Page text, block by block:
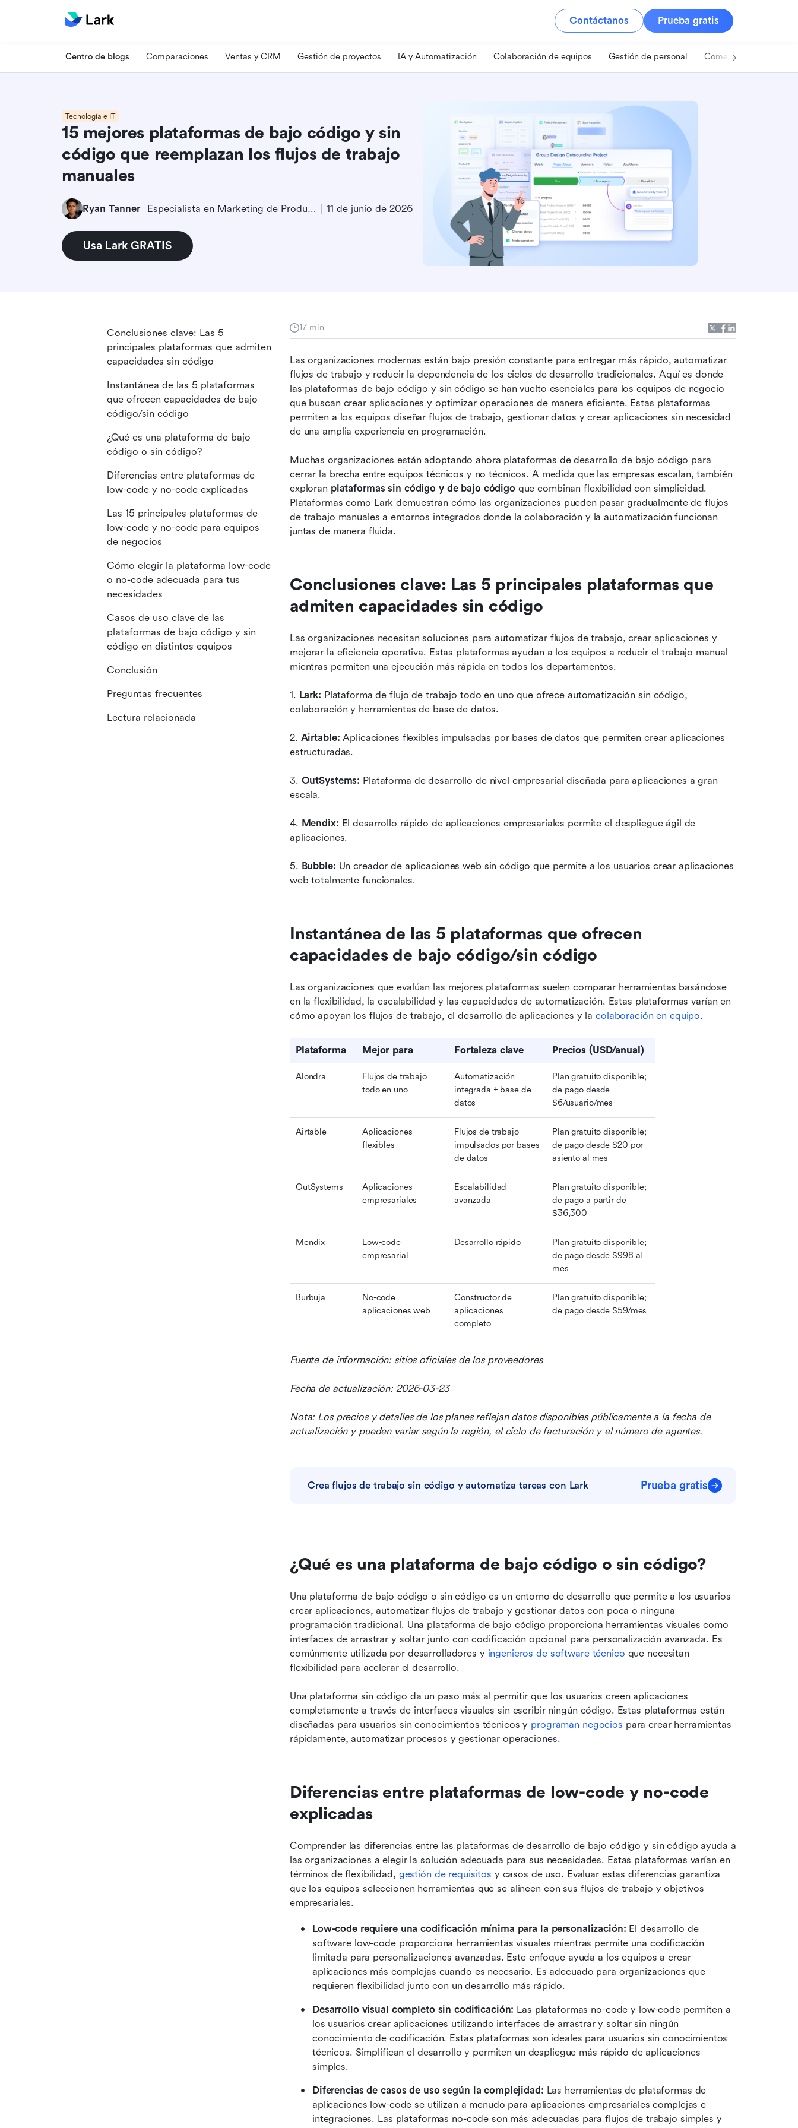
Contáctanos Prueba gratis
Centro de blogs Comparaciones Ventas y CRM Gestión de proyectos IA y Automatización Colaboración de equipos Gestión de personal Comercio minorista
Tecnología e IT
15 mejores plataformas de bajo código y sin
código que reemplazan los flujos de trabajo
manuales
Ryan Tanner Especialista en Marketing de Producto 11 de junio de 2026
Usa Lark GRATIS
17 min
Las organizaciones modernas están bajo presión constante para entregar más rápido, automatizar
flujos de trabajo y reducir la dependencia de los ciclos de desarrollo tradicionales. Aquí es donde
las plataformas de bajo código y sin código se han vuelto esenciales para los equipos de negocio
que buscan crear aplicaciones y optimizar operaciones de manera eficiente. Estas plataformas
permiten a los equipos diseñar flujos de trabajo, gestionar datos y crear aplicaciones sin necesidad
de una amplia experiencia en programación.
Muchas organizaciones están adoptando ahora plataformas de desarrollo de bajo código para
cerrar la brecha entre equipos técnicos y no técnicos. A medida que las empresas escalan, también
exploran plataformas sin código y de bajo código que combinan flexibilidad con simplicidad.
Plataformas como Lark demuestran cómo las organizaciones pueden pasar gradualmente de flujos
de trabajo manuales a entornos integrados donde la colaboración y la automatización funcionan
juntas de manera fluida.
Conclusiones clave: Las 5 principales plataformas que
admiten capacidades sin código
Las organizaciones necesitan soluciones para automatizar flujos de trabajo, crear aplicaciones y
mejorar la eficiencia operativa. Estas plataformas ayudan a los equipos a reducir el trabajo manual
mientras permiten una ejecución más rápida en todos los departamentos.
1. Lark: Plataforma de flujo de trabajo todo en uno que ofrece automatización sin código,
colaboración y herramientas de base de datos.
2. Airtable: Aplicaciones flexibles impulsadas por bases de datos que permiten crear aplicaciones
estructuradas.
3. OutSystems: Plataforma de desarrollo de nivel empresarial diseñada para aplicaciones a gran
escala.
4. Mendix: El desarrollo rápido de aplicaciones empresariales permite el despliegue ágil de
aplicaciones.
5. Bubble: Un creador de aplicaciones web sin código que permite a los usuarios crear aplicaciones
web totalmente funcionales.
Instantánea de las 5 plataformas que ofrecen
capacidades de bajo código/sin código
Las organizaciones que evalúan las mejores plataformas suelen comparar herramientas basándose
en la flexibilidad, la escalabilidad y las capacidades de automatización. Estas plataformas varían en
cómo apoyan los flujos de trabajo, el desarrollo de aplicaciones y la colaboración en equipo.
Plataforma Mejor para Fortaleza clave Precios (USD/anual)
Alondra
Flujos de trabajo
todo en uno
Automatización
integrada + base de
datos
Plan gratuito disponible;
de pago desde
$6/usuario/mes
Airtable
Aplicaciones
flexibles
Flujos de trabajo
impulsados por bases
de datos
Plan gratuito disponible;
de pago desde $20 por
asiento al mes
OutSystems
Aplicaciones
empresariales
Escalabilidad
avanzada
Plan gratuito disponible;
de pago a partir de
$36,300
Mendix
Low-code
empresarial
Desarrollo rápido
Plan gratuito disponible;
de pago desde $998 al
mes
Burbuja
No-code
aplicaciones web
Constructor de
aplicaciones
completo
Plan gratuito disponible;
de pago desde $59/mes
Fuente de información: sitios oficiales de los proveedores
Fecha de actualización: 2026-03-23
Nota: Los precios y detalles de los planes reflejan datos disponibles públicamente a la fecha de
actualización y pueden variar según la región, el ciclo de facturación y el número de agentes.
Crea flujos de trabajo sin código y automatiza tareas con Lark Prueba gratis
¿Qué es una plataforma de bajo código o sin código?
Una plataforma de bajo código o sin código es un entorno de desarrollo que permite a los usuarios
crear aplicaciones, automatizar flujos de trabajo y gestionar datos con poca o ninguna
programación tradicional. Una plataforma de bajo código proporciona herramientas visuales como
interfaces de arrastrar y soltar junto con codificación opcional para personalización avanzada. Es
comúnmente utilizada por desarrolladores y ingenieros de software técnico que necesitan
flexibilidad para acelerar el desarrollo.
Una plataforma sin código da un paso más al permitir que los usuarios creen aplicaciones
completamente a través de interfaces visuales sin escribir ningún código. Estas plataformas están
diseñadas para usuarios sin conocimientos técnicos y programan negocios para crear herramientas
rápidamente, automatizar procesos y gestionar operaciones.
Diferencias entre plataformas de low-code y no-code
explicadas
Comprender las diferencias entre las plataformas de desarrollo de bajo código y sin código ayuda a
las organizaciones a elegir la solución adecuada para sus necesidades. Estas plataformas varían en
términos de flexibilidad, gestión de requisitos y casos de uso. Evaluar estas diferencias garantiza
que los equipos seleccionen herramientas que se alineen con sus flujos de trabajo y objetivos
empresariales.
Low-code requiere una codificación mínima para la personalización: El desarrollo de
software low-code proporciona herramientas visuales mientras permite una codificación
limitada para personalizaciones avanzadas. Este enfoque ayuda a los equipos a crear
aplicaciones más complejas cuando es necesario. Es adecuado para organizaciones que
requieren flexibilidad junto con un desarrollo más rápido.
Desarrollo visual completo sin codificación: Las plataformas no-code y low-code permiten a
los usuarios crear aplicaciones utilizando interfaces de arrastrar y soltar sin ningún
conocimiento de codificación. Estas plataformas son ideales para usuarios sin conocimientos
técnicos. Simplifican el desarrollo y permiten un despliegue más rápido de aplicaciones
simples.
Diferencias de casos de uso según la complejidad: Las herramientas de plataformas de
aplicaciones low-code se utilizan a menudo para aplicaciones empresariales complejas e
integraciones. Las plataformas no-code son más adecuadas para flujos de trabajo simples y
Conclusiones clave: Las 5
principales plataformas que admiten
capacidades sin código
Instantánea de las 5 plataformas
que ofrecen capacidades de bajo
código/sin código
¿Qué es una plataforma de bajo
código o sin código?
Diferencias entre plataformas de
low-code y no-code explicadas
Las 15 principales plataformas de
low-code y no-code para equipos
de negocios
Cómo elegir la plataforma low-code
o no-code adecuada para tus
necesidades
Casos de uso clave de las
plataformas de bajo código y sin
código en distintos equipos
Conclusión
Preguntas frecuentes
Lectura relacionada